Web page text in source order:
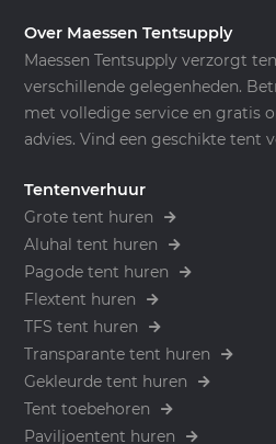
Over Maessen Tentsupply
Maessen Tentsupply verzorgt
verschillende gelegenheden.
met volledige service en gratis
advies. Vind een geschikte tent
Tentenverhuur
Grote tent huren
Aluhal tent huren
Pagode tent huren
Flextent huren
TFS tent huren
Transparante tent huren
Gekleurde tent huren
Tent toebehoren
Paviljoentent huren